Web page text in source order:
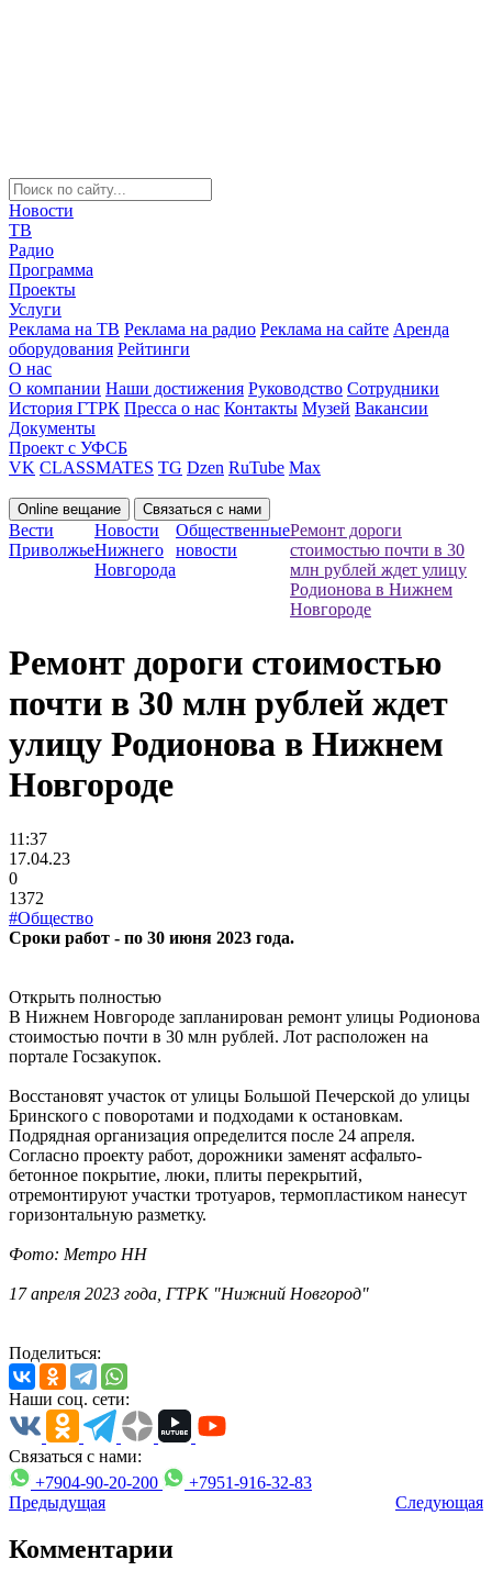
Новости
ТВ
Радио
Программа
Проекты
Услуги
Реклама на ТВ Реклама на радио Реклама на сайте Аренда
оборудования Рейтинги
О нас
О компании Наши достижения Руководство Сотрудники
История ГТРК Пресса о нас Контакты Музей Вакансии
Документы
Проект с УФСБ
VK CLASSMATES TG Dzen RuTube Max
Online вещание Связаться с нами
Вести
Приволжье
Новости
Нижнего
Новгорода
Общественные
новости
Ремонт дороги
стоимостью почти в 30
млн рублей ждет улицу
Родионова в Нижнем
Новгороде
Ремонт дороги стоимостью
почти в 30 млн рублей ждет
улицу Родионова в Нижнем
Новгороде
11:37
17.04.23
0
1372
#Общество
Сроки работ - по 30 июня 2023 года.
Открыть полностью
В Нижнем Новгороде запланирован ремонт улицы Родионова
стоимостью почти в 30 млн рублей. Лот расположен на
портале Госзакупок.
Восстановят участок от улицы Большой Печерской до улицы
Бринского с поворотами и подходами к остановкам.
Подрядная организация определится после 24 апреля.
Согласно проекту работ, дорожники заменят асфальто-
бетонное покрытие, люки, плиты перекрытий,
отремонтируют участки тротуаров, термопластиком нанесут
горизонтальную разметку.
Фото: Метро НН
17 апреля 2023 года, ГТРК "Нижний Новгород"
Поделиться:
Наши соц. сети:
Связаться с нами:
+7904-90-20-200
+7951-916-32-83
Предыдущая
Следующая
Комментарии